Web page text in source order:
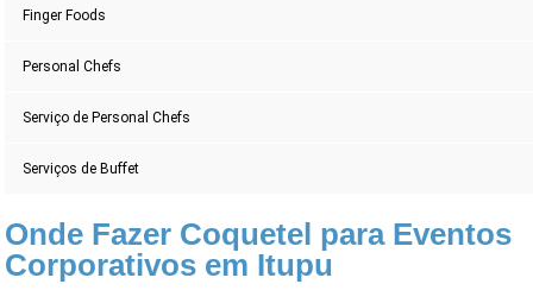
Finger Foods
Personal Chefs
Serviço de Personal Chefs
Serviços de Buffet
Onde Fazer Coquetel para Eventos
Corporativos em Itupu